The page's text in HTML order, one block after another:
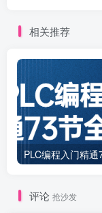
相关推荐
PLC编程入门精
评论 抢沙发